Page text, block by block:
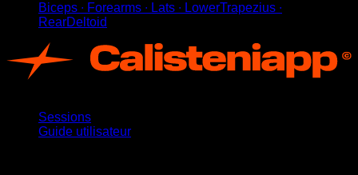
Biceps ∙ Forearms ∙ Lats ∙ LowerTrapezius ∙
RearDeltoid
Sessions
Guide utilisateur